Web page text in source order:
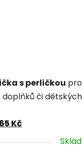
s perličkou
či
Kč